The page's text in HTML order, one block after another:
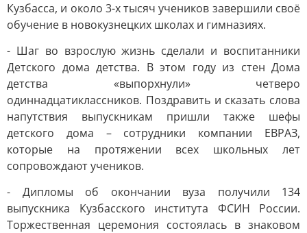
Кузбасса, и около 3-х тысяч учеников завершили своё
обучение в новокузнецких школах и гимназиях.
- Шаг во взрослую жизнь сделали и воспитанники
Детского дома детства. В этом году из стен Дома
детства «выпорхнули» четверо
одиннадцатиклассников. Поздравить и сказать слова
напутствия выпускникам пришли также шефы
детского дома – сотрудники компании ЕВРАЗ,
которые на протяжении всех школьных лет
сопровождают учеников.
- Дипломы об окончании вуза получили 134
выпускника Кузбасского института ФСИН России.
Торжественная церемония состоялась в знаковом